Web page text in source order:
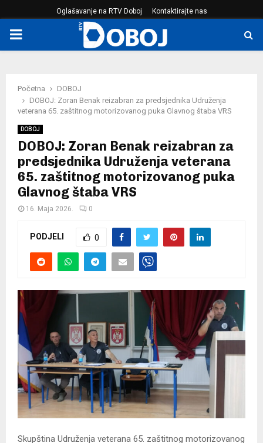
Oglašavanje na RTV Doboj Kontaktirajte nas
PRIMARY
Početna
DOBOJ
DOBOJ: Zoran Benak reizabran za predsjednika Udruženja
veterana 65. zaštitnog motorizovanog puka Glavnog štaba VRS
DOBOJ
DOBOJ: Zoran Benak reizabran za
predsjednika Udruženja veterana
65. zaštitnog motorizovanog puka
Glavnog štaba VRS
16. Maja 2026. 0
PODJELI 0
Skupština Udruženja veterana 65. zaštitnog motorizovanog